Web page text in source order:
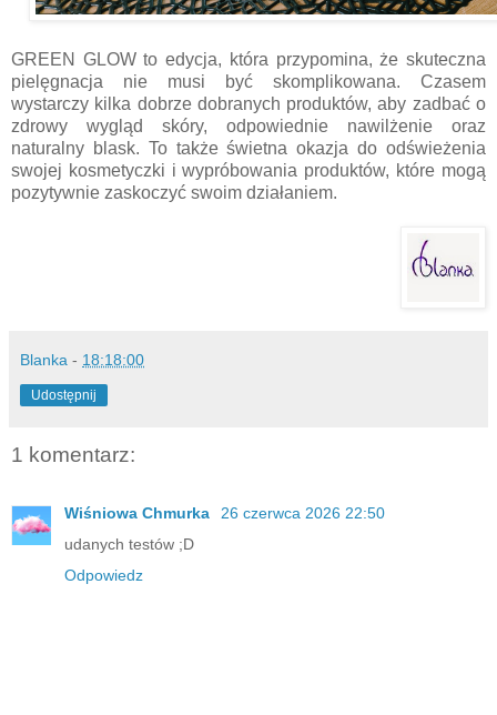
GREEN GLOW to edycja, która przypomina, że skuteczna
pielęgnacja nie musi być skomplikowana. Czasem
wystarczy kilka dobrze dobranych produktów, aby zadbać o
zdrowy wygląd skóry, odpowiednie nawilżenie oraz
naturalny blask. To także świetna okazja do odświeżenia
swojej kosmetyczki i wypróbowania produktów, które mogą
pozytywnie zaskoczyć swoim działaniem.
Blanka - 18:18:00
Udostępnij
1 komentarz:
Wiśniowa Chmurka
26 czerwca 2026 22:50
udanych testów ;D
Odpowiedz